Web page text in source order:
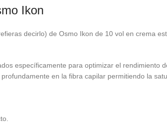
Ikon
decirlo) de Osmo Ikon de 10 vol en crema
específicamente para optimizar el
en la fibra capilar permitiendo la